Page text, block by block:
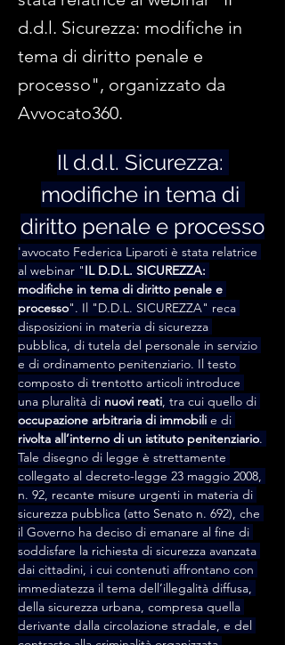
d.d.l. Sicurezza: modifiche in
tema di diritto penale e
processo", organizzato da
Avvocato360.
Il d.d.l. Sicurezza:
modifiche in tema di
diritto penale e processo
'avvocato Federica Liparoti è stata relatrice
al webinar "IL D.D.L. SICUREZZA:
modifiche in tema di diritto penale e
processo". Il "D.D.L. SICUREZZA" reca
disposizioni in materia di sicurezza
pubblica, di tutela del personale in servizio
e di ordinamento penitenziario. Il testo
composto di trentotto articoli introduce
una pluralità di nuovi reati, tra cui quello di
occupazione arbitraria di immobili e di
rivolta all’interno di un istituto penitenziario.
Tale disegno di legge è strettamente
collegato al decreto-legge 23 maggio 2008,
n. 92, recante misure urgenti in materia di
sicurezza pubblica (atto Senato n. 692), che
il Governo ha deciso di emanare al fine di
soddisfare la richiesta di sicurezza avanzata
dai cittadini, i cui contenuti affrontano con
immediatezza il tema dell’illegalità diffusa,
della sicurezza urbana, compresa quella
derivante dalla circolazione stradale, e del